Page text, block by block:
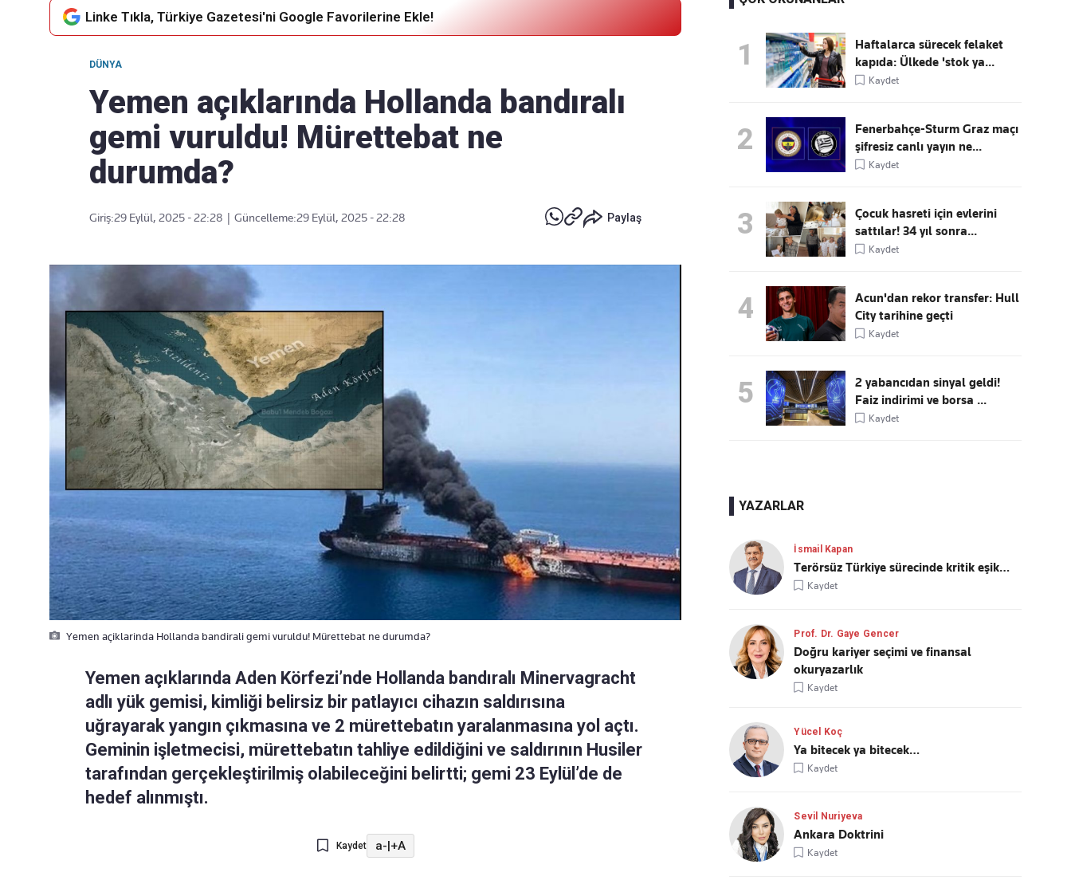
akışımıza ulaşın
göndermek içintıklayın
Kaçırmayın
Ücretsiz üye olun, gündemi
Linke Tıkla, Türkiye Gazetesi'ni Google Favorilerine Ekle!
DÜNYA
Yemen açıklarında Hollanda bandıralı
gemi vuruldu! Mürettebat ne
durumda?
Giriş:29 Eylül, 2025 - 22:28 Güncelleme:29 Eylül, 2025 - 22:28 Paylaş
Yemen açiklarinda Hollanda bandirali gemi vuruldu! Mürettebat ne durumda?
Yemen açıklarında Aden Körfezi’nde Hollanda bandıralı Minervagracht
adlı yük gemisi, kimliği belirsiz bir patlayıcı cihazın saldırısına
uğrayarak yangın çıkmasına ve 2 mürettebatın yaralanmasına yol açtı.
Geminin işletmecisi, mürettebatın tahliye edildiğini ve saldırının Husiler
tarafından gerçekleştirilmiş olabileceğini belirtti; gemi 23 Eylül’de de
hedef alınmıştı.
Kaydet a-|+A
1
Haftalarca sürecek felaket
kapıda: Ülkede 'stok ya...
Kaydet
2
Fenerbahçe-Sturm Graz maçı
şifresiz canlı yayın ne...
Kaydet
3
Çocuk hasreti için evlerini
sattılar! 34 yıl sonra...
Kaydet
4
Acun'dan rekor transfer: Hull
City tarihine geçti
Kaydet
5
2 yabancıdan sinyal geldi!
Faiz indirimi ve borsa ...
Kaydet
YAZARLAR
İsmail Kapan
Terörsüz Türkiye sürecinde kritik eşik…
Kaydet
Prof. Dr. Gaye Gencer
Doğru kariyer seçimi ve finansal
okuryazarlık
Kaydet
Yücel Koç
Ya bitecek ya bitecek…
Kaydet
Sevil Nuriyeva
Ankara Doktrini
Kaydet